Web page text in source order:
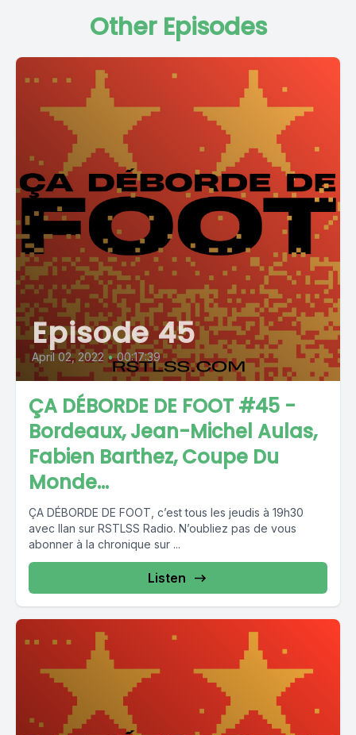
Other Episodes
Episode 45
April 02, 2022 • 00:17:39
ÇA DÉBORDE DE FOOT #45 -
Bordeaux, Jean-Michel Aulas,
Fabien Barthez, Coupe Du
Monde...
ÇA DÉBORDE DE FOOT, c’est tous les jeudis à 19h30
avec Ilan sur RSTLSS Radio. N’oubliez pas de vous
abonner à la chronique sur ...
Listen